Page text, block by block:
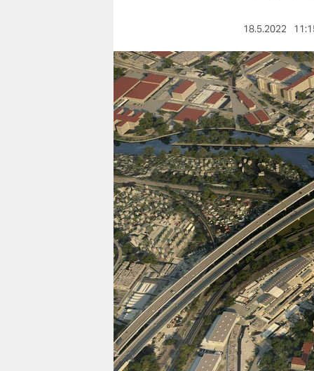
berlin
nord
wahrheit
verlag
verlag
veranstaltungen
shop
fragen & hilfe
unterstützen
abo
genossenschaft
18.5.2022